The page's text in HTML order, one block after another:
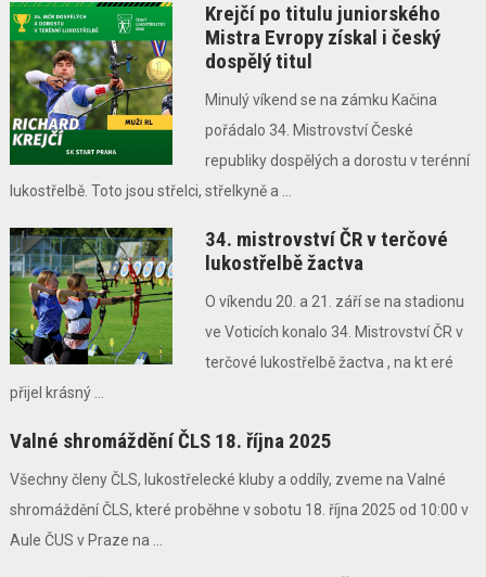
Krejčí po titulu juniorského
Mistra Evropy získal i český
dospělý titul
Minulý víkend se na zámku Kačina
pořádalo 34. Mistrovství České
republiky dospělých a dorostu v terénní
lukostřelbě. Toto jsou střelci, střelkyně a ...
34. mistrovství ČR v terčové
lukostřelbě žactva
O víkendu 20. a 21. září se na stadionu
ve Voticích konalo 34. Mistrovství ČR v
terčové lukostřelbě žactva , na kt eré
přijel krásný ...
Valné shromáždění ČLS 18. října 2025
Všechny členy ČLS, lukostřelecké kluby a oddíly, zveme na Valné
shromáždění ČLS, které proběhne v sobotu 18. října 2025 od 10:00 v
Aule ČUS v Praze na ...